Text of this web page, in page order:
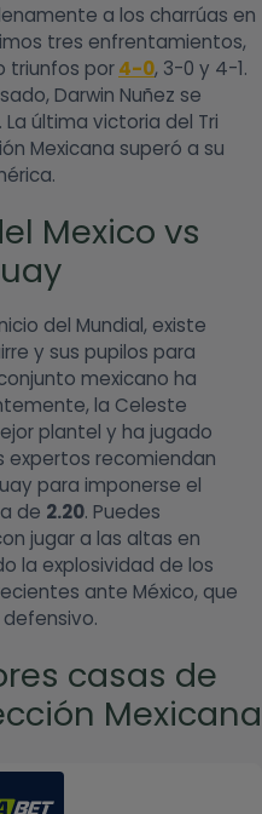
a los charrúas en
tres enfrentamientos,
triunfos por4-0, 3-0 y 4-1.
Darwin Nuñez se
última victoria del Tri
Mexicana superó a su
Mexico vs
del Mundial, existe
y sus pupilos para
mexicano ha
la Celeste
plantel y ha jugado
expertos recomiendan
para imponerse el
de 2.20. Puedes
jugar a las altas en
la explosividad de los
ante México, que
casas de
Mexicana